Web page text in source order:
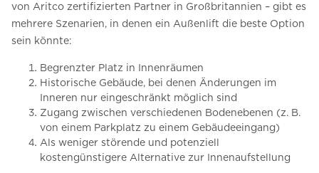
von Aritco zertifizierten Partner in Großbritannien – gibt es
mehrere Szenarien, in denen ein Außenlift die beste Option
sein könnte:
Begrenzter Platz in Innenräumen
Historische Gebäude, bei denen Änderungen im
Inneren nur eingeschränkt möglich sind
Zugang zwischen verschiedenen Bodenebenen (z. B.
von einem Parkplatz zu einem Gebäudeeingang)
Als weniger störende und potenziell
kostengünstigere Alternative zur Innenaufstellung